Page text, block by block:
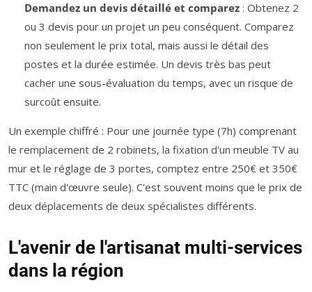
Demandez un devis détaillé et comparez: Obtenez 2
ou 3 devis pour un projet un peu conséquent. Comparez
non seulement le prix total, mais aussi le détail des
postes et la durée estimée. Un devis très bas peut
cacher une sous-évaluation du temps, avec un risque de
surcoût ensuite.
Un exemple chiffré : Pour une journée type (7h) comprenant
le remplacement de 2 robinets, la fixation d'un meuble TV au
mur et le réglage de 3 portes, comptez entre 250€ et 350€
TTC (main d'œuvre seule). C'est souvent moins que le prix de
deux déplacements de deux spécialistes différents.
L'avenir de l'artisanat multi-services
dans la région